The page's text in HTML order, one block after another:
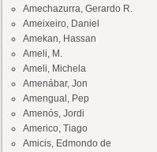
Amechazurra, Gerardo R.
Ameixeiro, Daniel
Amekan, Hassan
Ameli, M.
Ameli, Michela
Amenábar, Jon
Amengual, Pep
Amenós, Jordi
Americo, Tiago
Amicis, Edmondo de